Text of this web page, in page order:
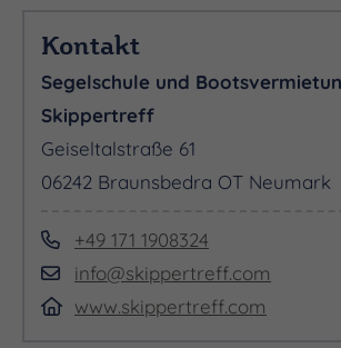
Kontakt
Segelschule und
Skippertreff
Geiseltalstraße 61
06242 Braunsbedra OT Neumark
+49 171 1908324
info@skippertreff.com
www.skippertreff.com